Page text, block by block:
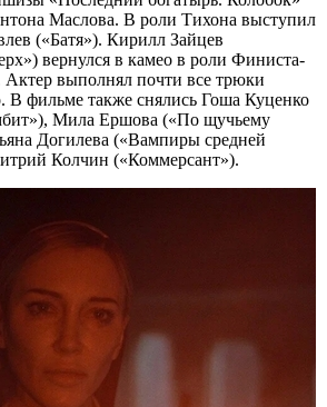
Маслова. В роли Тихона выступил
(«Батя»). Кирилл Зайцев
вернулся в камео в роли Финиста-
Актер выполнял почти все трюки
В фильме также снялись Гоша Куценко
Мила Ершова («По щучьему
Догилева («Вампиры средней
Колчин («Коммерсант»).